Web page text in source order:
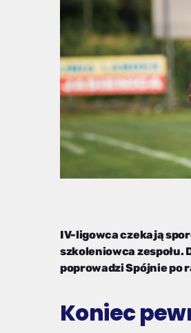
IV-ligowca czekają
szkoleniowca zespołu.
poprowadzi Spójnie po
Koniec